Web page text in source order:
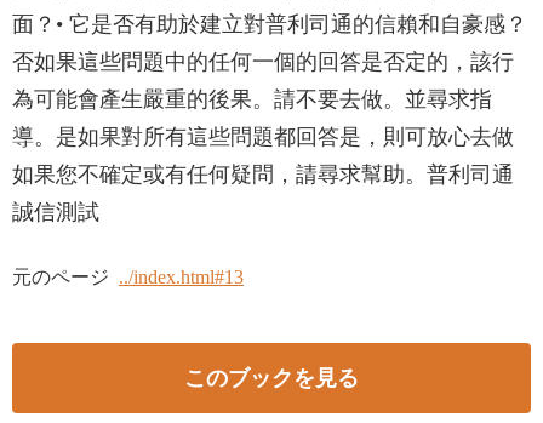
面？• 它是否有助於建立對普利司通的信賴和自豪感？
否如果這些問題中的任何一個的回答是否定的，該行
為可能會產生嚴重的後果。請不要去做。並尋求指
導。是如果對所有這些問題都回答是，則可放心去做
如果您不確定或有任何疑問，請尋求幫助。普利司通
誠信測試
元のページ ../index.html#13
このブックを見る